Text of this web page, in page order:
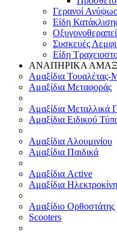
Γερανοί
Είδη
Συσκευές
Είδη
ΑΝΑΠΗΡΙΚΑ
Αμαξίδια Τουαλέτας-
Αμαξίδια Μεταφοράς
Αμαξίδια Μεταλλικά
Αμαξίδια Ειδικού
Αμαξίδια Αλουμινίου
Αμαξίδια Παιδικά
Αμαξίδια Active
Αμαξίδια
Αμαξίδιο Ορθοστάτης
Scooters